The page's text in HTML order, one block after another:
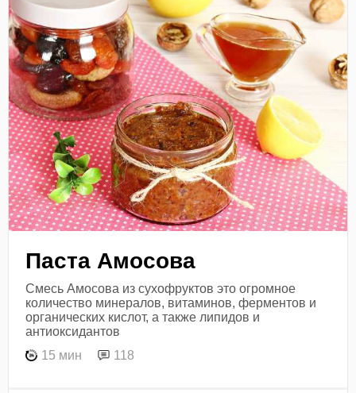
Паста Амосова
Смесь Амосова из сухофруктов это огромное
количество минералов, витаминов, ферментов и
органических кислот, а также липидов и
антиоксидантов
15 мин
118